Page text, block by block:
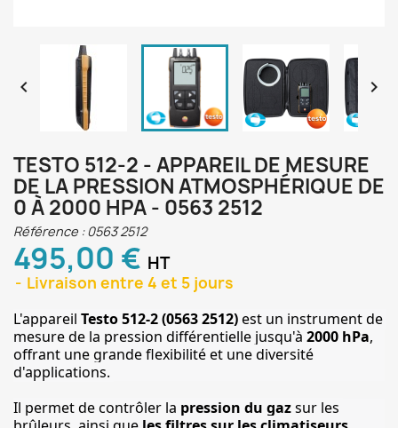
 
TESTO 512-2 - APPAREIL DE MESURE
DE LA PRESSION ATMOSPHÉRIQUE DE
0 À 2000 HPA - 0563 2512
Référence : 0563 2512
495,00 € HT
Livraison entre 4 et 5 jours
L'appareil Testo 512-2 (0563 2512) est un instrument de
mesure de la pression différentielle jusqu'à 2000 hPa,
offrant une grande flexibilité et une diversité
d'applications.
Il permet de contrôler la pression du gaz sur les